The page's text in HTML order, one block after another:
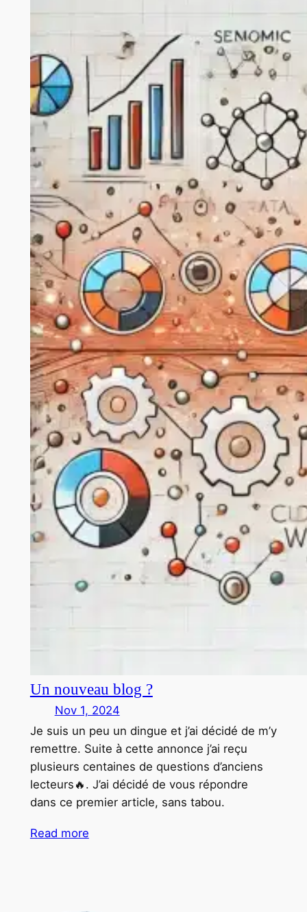
Un nouveau blog ?
Nov 1, 2024
Je suis un peu un dingue et j’ai décidé de m’y
remettre. Suite à cette annonce j’ai reçu
plusieurs centaines de questions d’anciens
lecteurs🔥. J’ai décidé de vous répondre
dans ce premier article, sans tabou.
Read more